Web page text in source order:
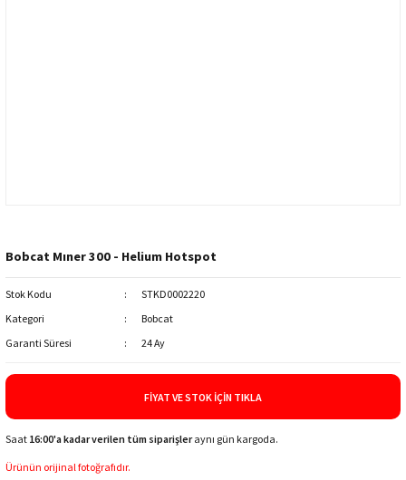
Bobcat Mıner 300 - Helium Hotspot
Stok Kodu
STKD0002220
Kategori
Bobcat
Garanti Süresi
24 Ay
FIYAT VE STOK İÇIN TIKLA
Saat 16:00'a kadar verilen tüm siparişleraynı gün kargoda.
Ürünün orijinal fotoğrafıdır.